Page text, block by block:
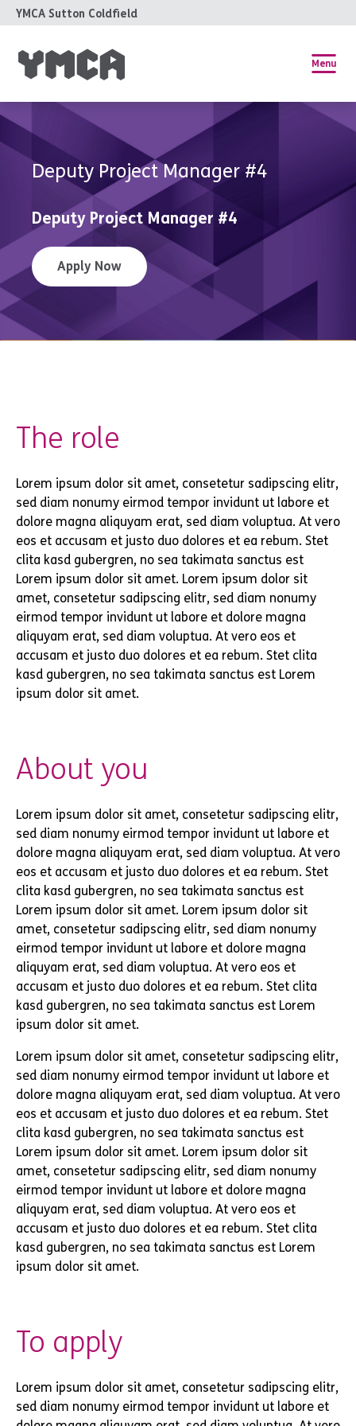
YMCA Sutton Coldfield
Menu
Deputy Project Manager #4
Deputy Project Manager #4
Apply Now
The role
Lorem ipsum dolor sit amet, consetetur sadipscing elitr,
sed diam nonumy eirmod tempor invidunt ut labore et
dolore magna aliquyam erat, sed diam voluptua. At vero
eos et accusam et justo duo dolores et ea rebum. Stet
clita kasd gubergren, no sea takimata sanctus est
Lorem ipsum dolor sit amet. Lorem ipsum dolor sit
amet, consetetur sadipscing elitr, sed diam nonumy
eirmod tempor invidunt ut labore et dolore magna
aliquyam erat, sed diam voluptua. At vero eos et
accusam et justo duo dolores et ea rebum. Stet clita
kasd gubergren, no sea takimata sanctus est Lorem
ipsum dolor sit amet.
About you
Lorem ipsum dolor sit amet, consetetur sadipscing elitr,
sed diam nonumy eirmod tempor invidunt ut labore et
dolore magna aliquyam erat, sed diam voluptua. At vero
eos et accusam et justo duo dolores et ea rebum. Stet
clita kasd gubergren, no sea takimata sanctus est
Lorem ipsum dolor sit amet. Lorem ipsum dolor sit
amet, consetetur sadipscing elitr, sed diam nonumy
eirmod tempor invidunt ut labore et dolore magna
aliquyam erat, sed diam voluptua. At vero eos et
accusam et justo duo dolores et ea rebum. Stet clita
kasd gubergren, no sea takimata sanctus est Lorem
ipsum dolor sit amet.
Lorem ipsum dolor sit amet, consetetur sadipscing elitr,
sed diam nonumy eirmod tempor invidunt ut labore et
dolore magna aliquyam erat, sed diam voluptua. At vero
eos et accusam et justo duo dolores et ea rebum. Stet
clita kasd gubergren, no sea takimata sanctus est
Lorem ipsum dolor sit amet. Lorem ipsum dolor sit
amet, consetetur sadipscing elitr, sed diam nonumy
eirmod tempor invidunt ut labore et dolore magna
aliquyam erat, sed diam voluptua. At vero eos et
accusam et justo duo dolores et ea rebum. Stet clita
kasd gubergren, no sea takimata sanctus est Lorem
ipsum dolor sit amet.
To apply
Lorem ipsum dolor sit amet, consetetur sadipscing elitr,
sed diam nonumy eirmod tempor invidunt ut labore et